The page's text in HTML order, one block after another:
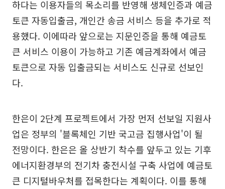
하다는 이용자들의 목소리를 반영해 생체인증과 예금
토큰 자동입출금, 개인간 송금 서비스 등을 추가로 적
용했다. 이에따라 앞으로는 지문인증을 통해 예금토
큰 서비스 이용이 가능하고 기존 예금계좌에서 예금
토큰으로 자동 입출금되는 서비스도 신규로 선보인
다.
한은이 2단계 프로젝트에서 가장 먼저 선보일 지원사
업은 정부의 '블록체인 기반 국고금 집행사업'이 될
전망이다. 한은은 올 상반기 착수를 앞두고 있는 기후
에너지환경부의 전기차 충전시설 구축 사업에 예금토
큰 디지털바우처를 접목한다는 계획이다. 이를 통해